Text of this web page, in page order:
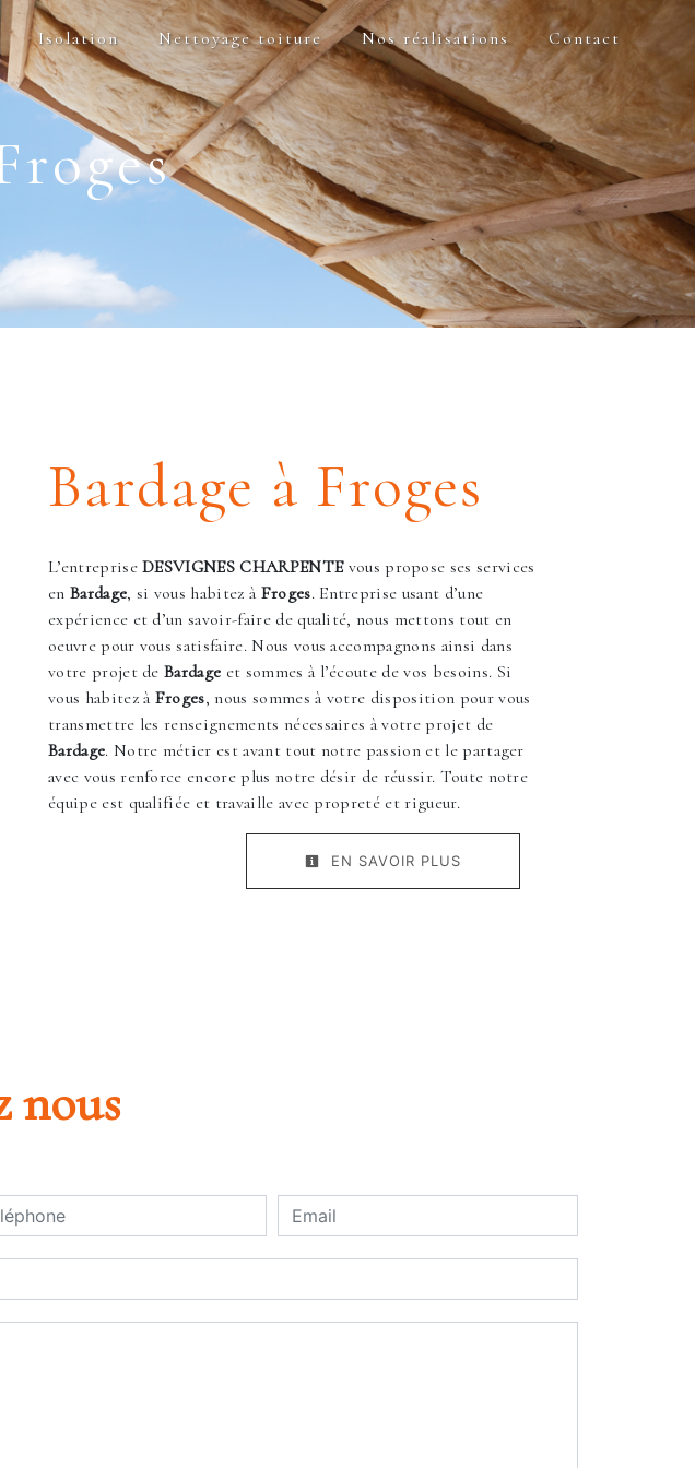
Isolation Nettoyage toiture Nos réalisations Contact
Bardage à Froges
L’entrepriseDESVIGNES CHARPENTEvous propose ses services
en Bardage, si vous habitez à Froges. Entreprise usant d’une
expérience et d’un savoir-faire de qualité, nous mettons tout en
oeuvre pour vous satisfaire. Nous vous accompagnons ainsi dans
votre projet deBardage et sommes à l’écoute de vos besoins. Si
vous habitez à Froges, nous sommes à votre disposition pour vous
transmettre les renseignements nécessaires à votre projet de
Bardage. Notre métier est avant tout notre passion et le partager
avec vous renforce encore plus notre désir de réussir. Toute notre
équipe est qualifiée et travaille avec propreté et rigueur.
EN SAVOIR PLUS
nous